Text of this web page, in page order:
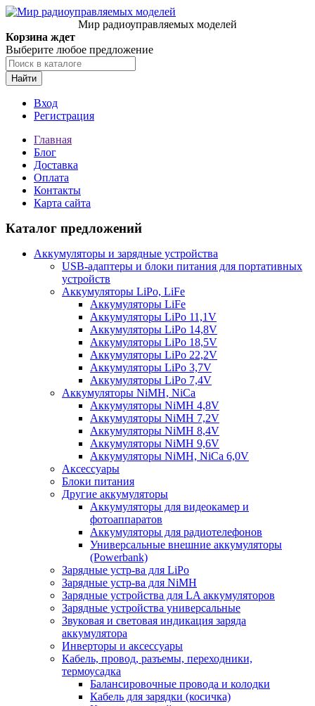
Мир радиоуправляемых моделей
Корзина ждет
Выберите любое предложение
Найти
Вход
Регистрация
Главная
Блог
Доставка
Оплата
Контакты
Карта сайта
Каталог предложений
Аккумуляторы и зарядные устройства
USB-адаптеры и блоки питания для портативных
устройств
Аккумуляторы LiPo, LiFe
Аккумуляторы LiFe
Аккумуляторы LiPo 11,1V
Аккумуляторы LiPo 14,8V
Аккумуляторы LiPo 18,5V
Аккумуляторы LiPo 22,2V
Аккумуляторы LiPo 3,7V
Аккумуляторы LiPo 7,4V
Аккумуляторы NiMH, NiCa
Аккумуляторы NiMH 4,8V
Аккумуляторы NiMH 7,2V
Аккумуляторы NiMH 8,4V
Аккумуляторы NiMH 9,6V
Аккумуляторы NiMH, NiCa 6,0V
Аксессуары
Блоки питания
Другие аккумуляторы
Аккумуляторы для видеокамер и
фотоаппаратов
Аккумуляторы для радиотелефонов
Универсальные внешние аккумуляторы
(Powerbank)
Зарядные устр-ва для LiPo
Зарядные устр-ва для NiMH
Зарядные устройства для LA аккумуляторов
Зарядные устройства универсальные
Звуковая и световая индикация заряда
аккумулятора
Инверторы и аксессуары
Кабель, провод, разъемы, переходники,
термоусадка
Балансировочные провода и колодки
Кабель для зарядки (косичка)